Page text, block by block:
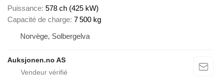
Puissance 578 ch (425 kW)
Capacité de charge 7 500 kg
Norvège, Solbergelva
Auksjonen.no AS